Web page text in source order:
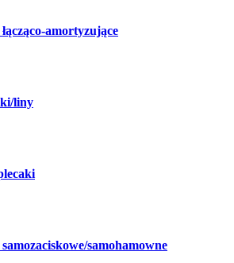
amortyzujące
liny
samohamowne